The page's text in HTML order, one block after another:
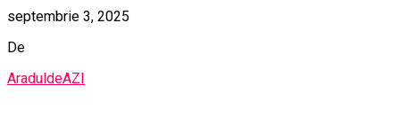
septembrie 3, 2025
De
AraduldeAZI